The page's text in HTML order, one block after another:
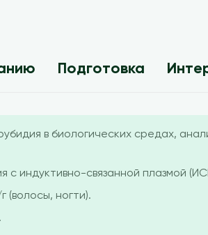
Подготовка
в биологических средах,
с индуктивно-связанной плазмой
(волосы, ногти).